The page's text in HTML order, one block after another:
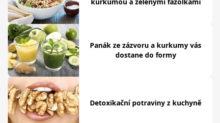
Panák ze zázvoru a kurkumy vás
dostane do formy
Detoxikační potraviny z kuchyně